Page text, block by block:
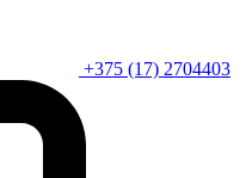
+375 (17) 2704403